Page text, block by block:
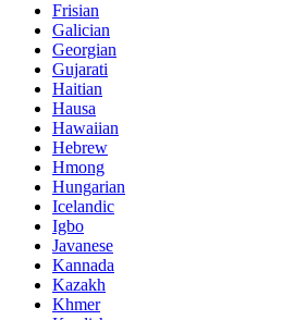
Frisian
Galician
Georgian
Gujarati
Haitian
Hausa
Hawaiian
Hebrew
Hmong
Hungarian
Icelandic
Igbo
Javanese
Kannada
Kazakh
Khmer